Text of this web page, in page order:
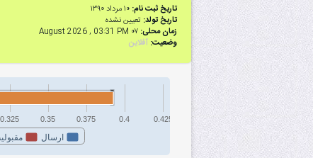
تاریخ ثبت نام: ۱۰ مرداد ۱۳۹۰
تاریخ تولد: تعیین نشده
زمان محلی: ۰۷ August 2026 , 03:31 PM
وضعیت: آفلاین
ارسال
0.325 0.35 0.375 0.4 0.425